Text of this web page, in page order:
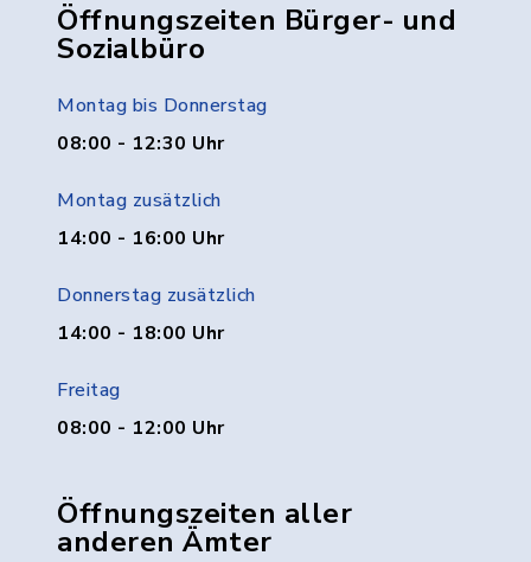
Öffnungszeiten Bürger- und
Sozialbüro
Montag bis Donnerstag
08:00 - 12:30 Uhr
Montag zusätzlich
14:00 - 16:00 Uhr
Donnerstag zusätzlich
14:00 - 18:00 Uhr
Freitag
08:00 - 12:00 Uhr
Öffnungszeiten aller
anderen Ämter